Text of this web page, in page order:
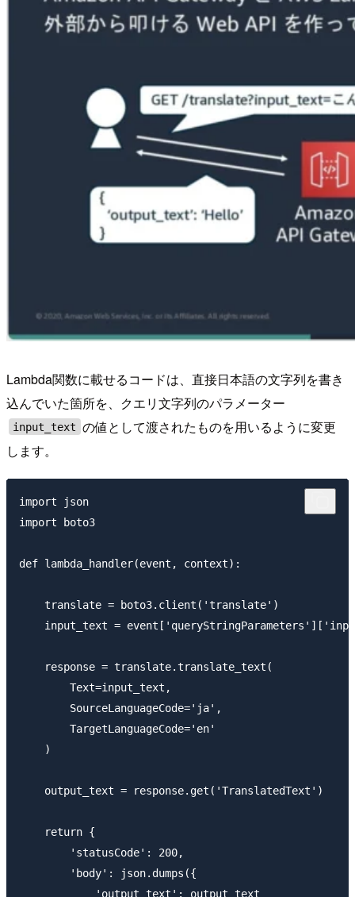
Lambda関数に載せるコードは、直接日本語の文字列を書き
込んでいた箇所を、クエリ文字列のパラメーター
input_text の値として渡されたものを用いるように変更
します。
import json
import boto3
def lambda_handler(event, context):
    translate = boto3.client('translate')
input_text =
    response = translate.translate_text(
        Text=input_text,
        SourceLanguageCode='ja',
        TargetLanguageCode='en'
    )
    output_text = response.get('TranslatedText')
    return {
        'statusCode': 200,
        'body': json.dumps({
            'output_text': output_text